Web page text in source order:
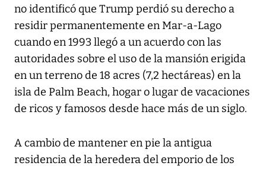
no identificó que Trump perdió su derecho a
residir permanentemente en Mar-a-Lago
cuando en 1993 llegó a un acuerdo con las
autoridades sobre el uso de la mansión erigida
en un terreno de 18 acres (7,2 hectáreas) en la
isla de Palm Beach, hogar o lugar de vacaciones
de ricos y famosos desde hace más de un siglo.
A cambio de mantener en pie la antigua
residencia de la heredera del emporio de los